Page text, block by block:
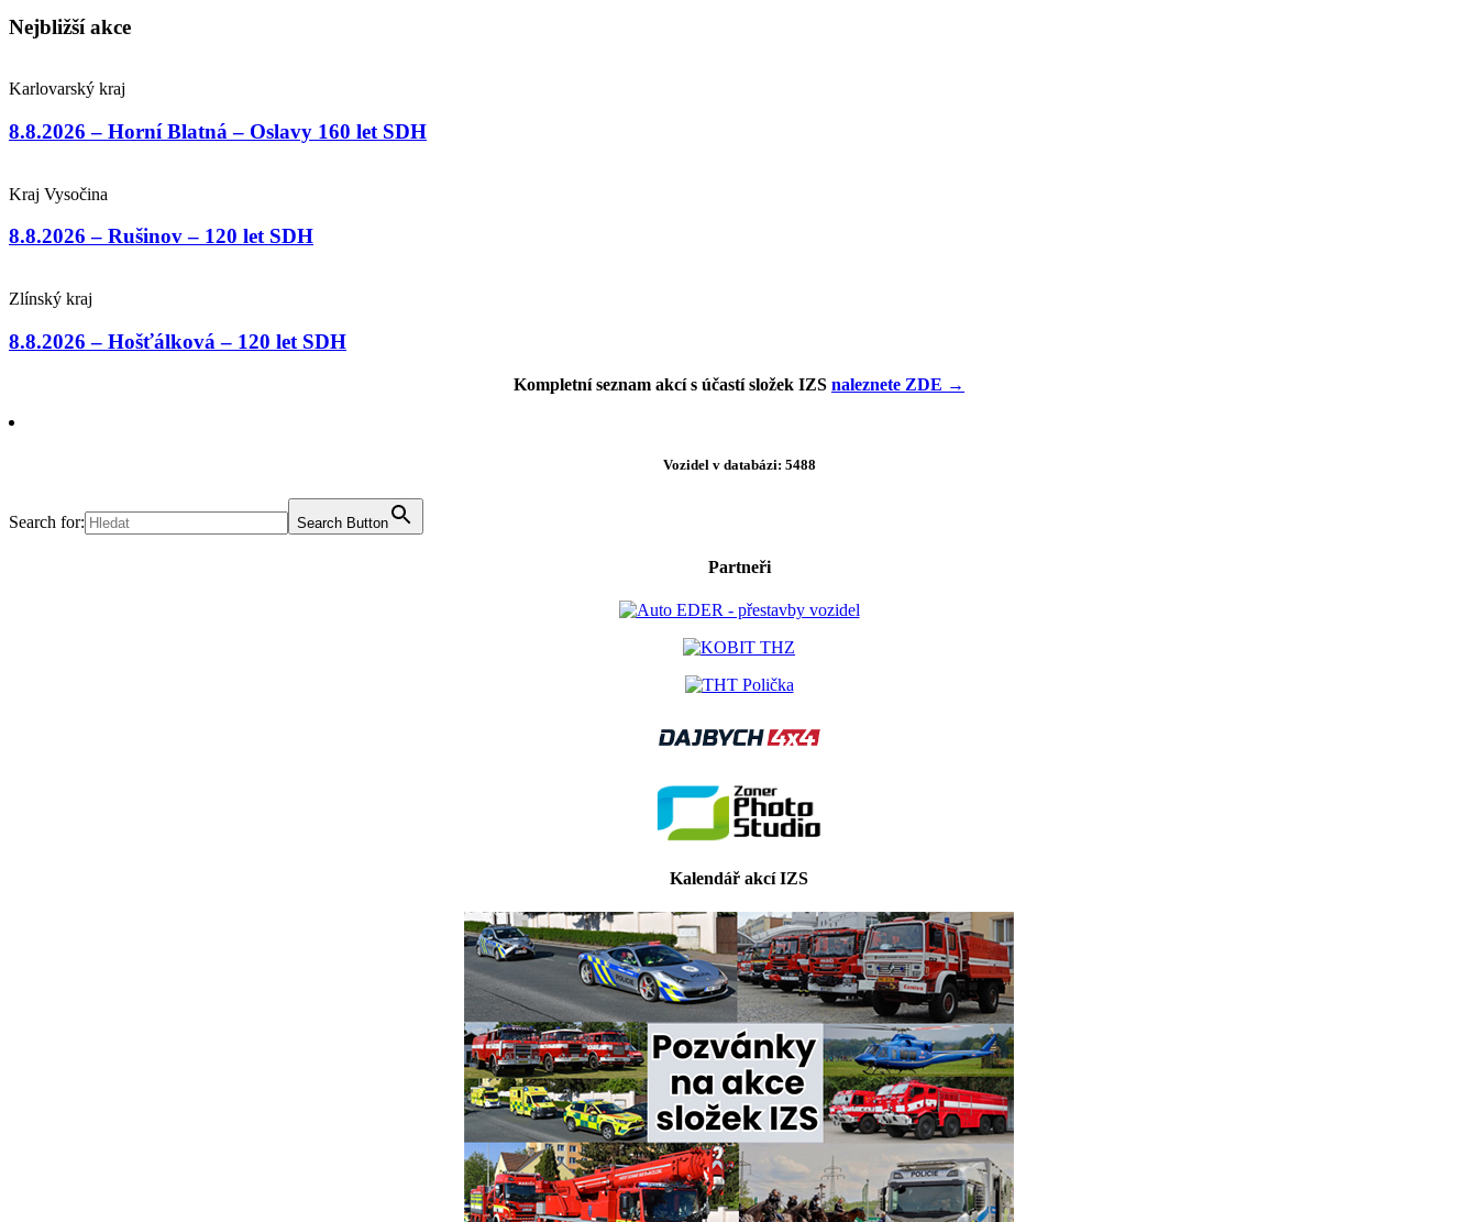
Nejbližší akce
Karlovarský kraj
8.8.2026 – Horní Blatná – Oslavy 160 let SDH
Kraj Vysočina
8.8.2026 – Rušinov – 120 let SDH
Zlínský kraj
8.8.2026 – Hošťálková – 120 let SDH
Kompletní seznam akcí s účastí složek IZS naleznete ZDE →
Vozidel v databázi: 5488
Search for: Search Button
Partneři
Kalendář akcí IZS